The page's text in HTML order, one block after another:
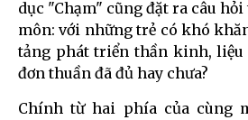
dục "Chạm" cũng đặt ra câu
môn: với những trẻ có khó
tảng phát triển thần kinh, liệu
đơn thuần đã đủ hay chưa?
Chính từ hai phía của cùng